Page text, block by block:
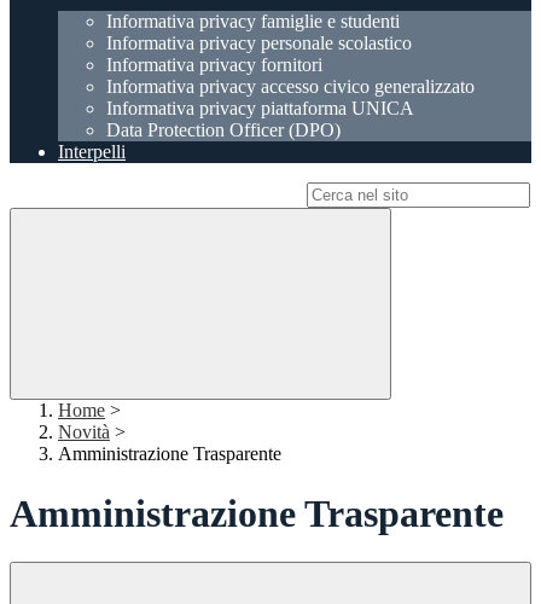
Informativa privacy famiglie e studenti
Informativa privacy personale scolastico
Informativa privacy fornitori
Informativa privacy accesso civico generalizzato
Informativa privacy piattaforma UNICA
Data Protection Officer (DPO)
Interpelli
Home >
Novità >
Amministrazione Trasparente
Amministrazione Trasparente